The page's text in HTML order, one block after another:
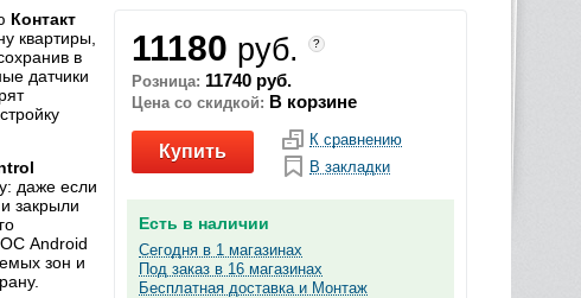
11180 руб. ?
Розница: 11740 руб.
Цена со скидкой: В корзине
Купить
К сравнению
В закладки
Есть в наличии
Сегодня в 1 магазинах
Под заказ в 16 магазинах
Бесплатная доставка и Монтаж
Контакт
квартиры,
в
датчики
даже если
закрыли
ОС Android
зон и